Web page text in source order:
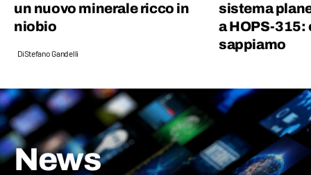
un nuovo minerale ricco in
niobio
DiStefano Gandelli
sistema
a HOPS-315:
sappiamo
News